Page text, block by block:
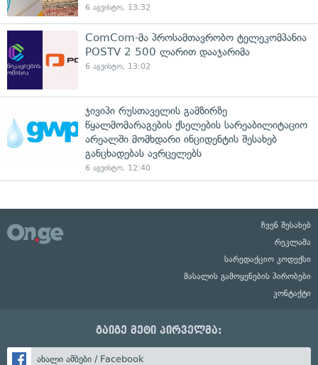
6 აგვისტო, 13:32
ComCom-მა პროსამთავრობო ტელეკომპანია
POSTV 2 500 ლარით დააჯარიმა
6 აგვისტო, 13:02
ჯივიპი რუსთაველის გამზირზე
წყალმომარაგების ქსელების სარეაბილიტაციო
არეალში მომხდარი ინციდენტის შესახებ
განცხადებას ავრცელებს
6 აგვისტო, 12:40
ჩვენ შესახებ
რეკლამა
სარედაქციო კოდექსი
მასალის გამოყენების პირობები
კონტაქტი
გაიგე მეტი პირველმა:
ახალი ამბები / Facebook